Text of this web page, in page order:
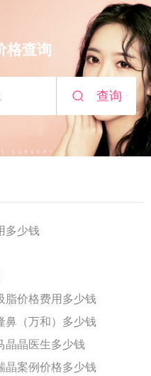
格查询
查询
多少钱
脂价格费用多少钱
鼻（万和）多少钱
晶晶医生多少钱
晶案例价格多少钱